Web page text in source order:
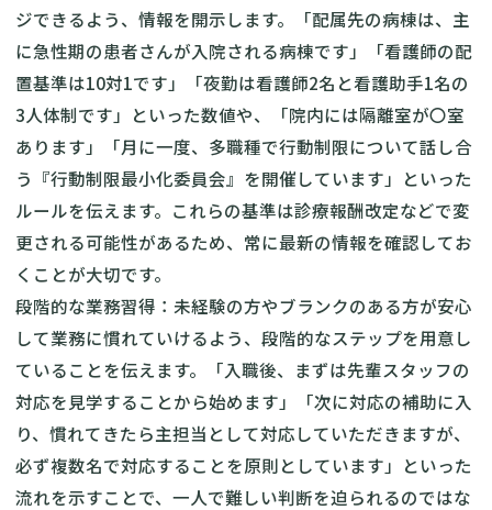
ジできるよう、情報を開示します。「配属先の病棟は、主
に急性期の患者さんが入院される病棟です」「看護師の配
置基準は10対1です」「夜勤は看護師2名と看護助手1名の
3人体制です」といった数値や、「院内には隔離室が〇室
あります」「月に一度、多職種で行動制限について話し合
う『行動制限最小化委員会』を開催しています」といった
ルールを伝えます。これらの基準は診療報酬改定などで変
更される可能性があるため、常に最新の情報を確認してお
くことが大切です。
段階的な業務習得：未経験の方やブランクのある方が安心
して業務に慣れていけるよう、段階的なステップを用意し
ていることを伝えます。「入職後、まずは先輩スタッフの
対応を見学することから始めます」「次に対応の補助に入
り、慣れてきたら主担当として対応していただきますが、
必ず複数名で対応することを原則としています」といった
流れを示すことで、一人で難しい判断を迫られるのではな